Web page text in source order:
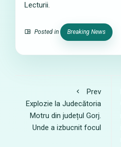
Lecturii.
Posted in Breaking News
Prev
Explozie la Judecătoria
Motru din județul Gorj.
Unde a izbucnit focul